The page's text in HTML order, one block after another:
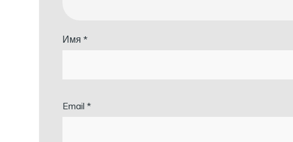
Имя*
Email*